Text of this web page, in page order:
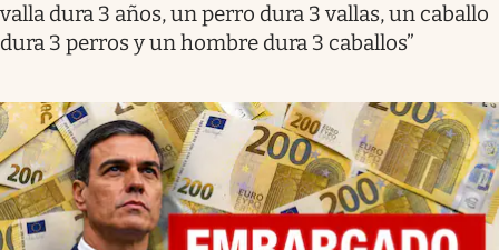
valla dura 3 años, un perro dura 3 vallas, un caballo
dura 3 perros y un hombre dura 3 caballos”